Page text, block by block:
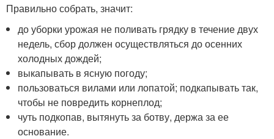
Правильно собрать, значит:
до уборки урожая не поливать грядку в течение двух
недель, сбор должен осуществляться до осенних
холодных дождей;
выкапывать в ясную погоду;
пользоваться вилами или лопатой; подкапывать так,
чтобы не повредить корнеплод;
чуть подкопав, вытянуть за ботву, держа за ее
основание.